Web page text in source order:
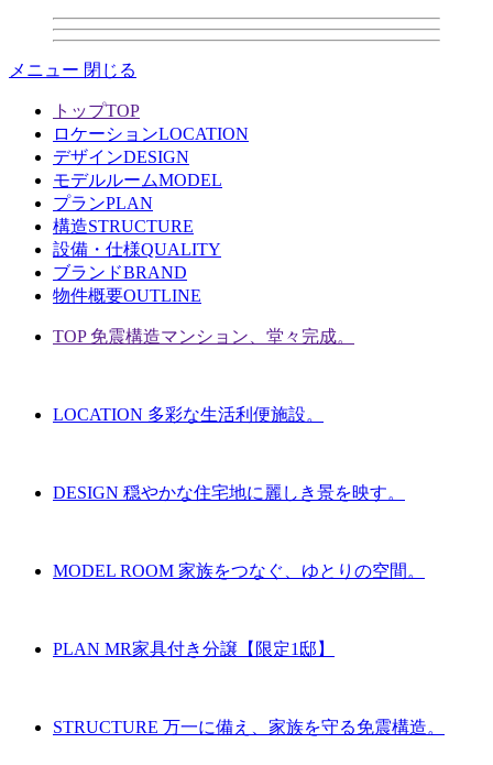
メニュー 閉じる
トップTOP
ロケーションLOCATION
デザインDESIGN
モデルルームMODEL
プランPLAN
構造STRUCTURE
設備・仕様QUALITY
ブランドBRAND
物件概要OUTLINE
TOP 免震構造マンション、堂々完成。
LOCATION 多彩な生活利便施設。
DESIGN 穏やかな住宅地に麗しき景を映す。
MODEL ROOM 家族をつなぐ、ゆとりの空間。
PLAN MR家具付き分譲【限定1邸】
STRUCTURE 万一に備え、家族を守る免震構造。